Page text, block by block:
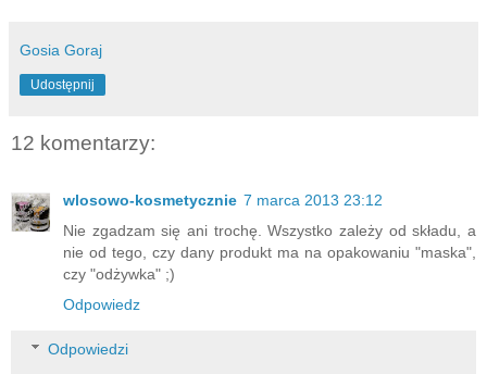
Gosia Goraj
Udostępnij
12 komentarzy:
wlosowo-kosmetycznie 7 marca 2013 23:12
Nie zgadzam się ani trochę. Wszystko zależy od składu, a
nie od tego, czy dany produkt ma na opakowaniu "maska",
czy "odżywka" ;)
Odpowiedz
Odpowiedzi